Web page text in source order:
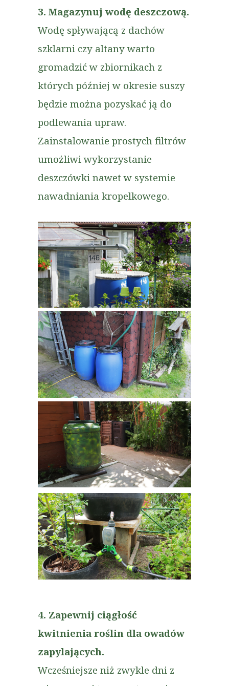
3. Magazynuj wodę deszczową.
Wodę spływającą z dachów
szklarni czy altany warto
gromadzić w zbiornikach z
których później w okresie suszy
będzie można pozyskać ją do
podlewania upraw.
Zainstalowanie prostych filtrów
umożliwi wykorzystanie
deszczówki nawet w systemie
nawadniania kropelkowego.
4. Zapewnij ciągłość
kwitnienia roślin dla owadów
zapylających.
Wcześniejsze niż zwykle dni z